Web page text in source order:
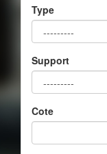
Type
Support
Cote